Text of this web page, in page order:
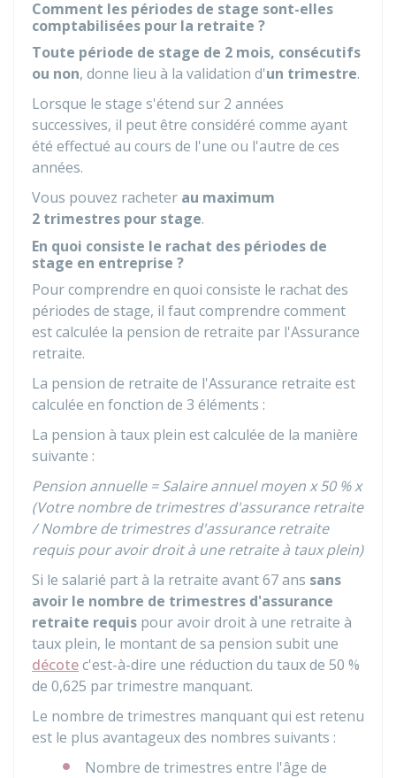
Comment les périodes de stage sont-elles
comptabilisées pour la retraite ?
Toute période de stage de 2 mois, consécutifs
ou non, donne lieu à la validation d'un trimestre.
Lorsque le stage s'étend sur 2 années
successives, il peut être considéré comme ayant
été effectué au cours de l'une ou l'autre de ces
années.
Vous pouvez racheter au maximum
2 trimestres pour stage.
En quoi consiste le rachat des périodes de
stage en entreprise ?
Pour comprendre en quoi consiste le rachat des
périodes de stage, il faut comprendre comment
est calculée la pension de retraite par l'Assurance
retraite.
La pension de retraite de l'Assurance retraite est
calculée en fonction de 3 éléments :
La pension à taux plein est calculée de la manière
suivante :
Pension annuelle = Salaire annuel moyen x50 %x
(Votre nombre de trimestres d'assurance retraite
/ Nombre de trimestres d'assurance retraite
requis pour avoir droit à une retraite à taux plein)
Si le salarié part à la retraite avant 67 ans sans
avoir le nombre de trimestres d'assurance
retraite requis pour avoir droit à une retraite à
taux plein, le montant de sa pension subit une
décotec'est-à-dire une réduction du taux de 50 %
de 0,625 par trimestre manquant.
Le nombre de trimestres manquant qui est retenu
est le plus avantageux des nombres suivants :
Nombre de trimestres entre l'âge de